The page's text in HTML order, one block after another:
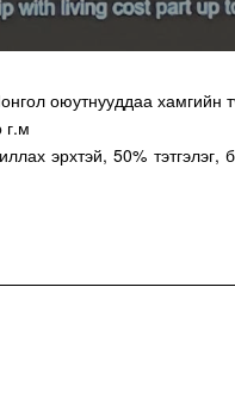
оюутнууддаа хамгийн
г.м
эрхтэй, 50%